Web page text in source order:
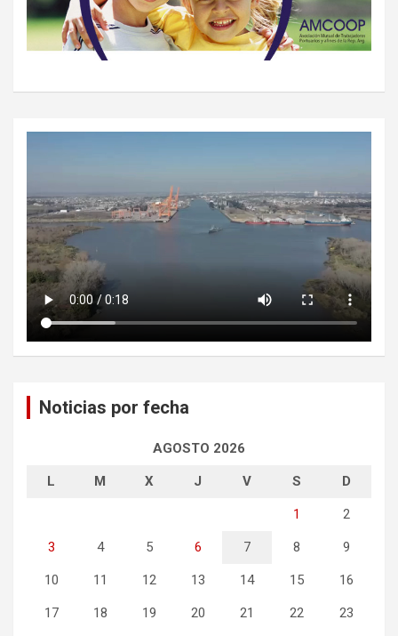
Noticias por fecha
AGOSTO 2026
L M X J V S D
1 2
3 4 5 6 7 8 9
10 11 12 13 14 15 16
17 18 19 20 21 22 23